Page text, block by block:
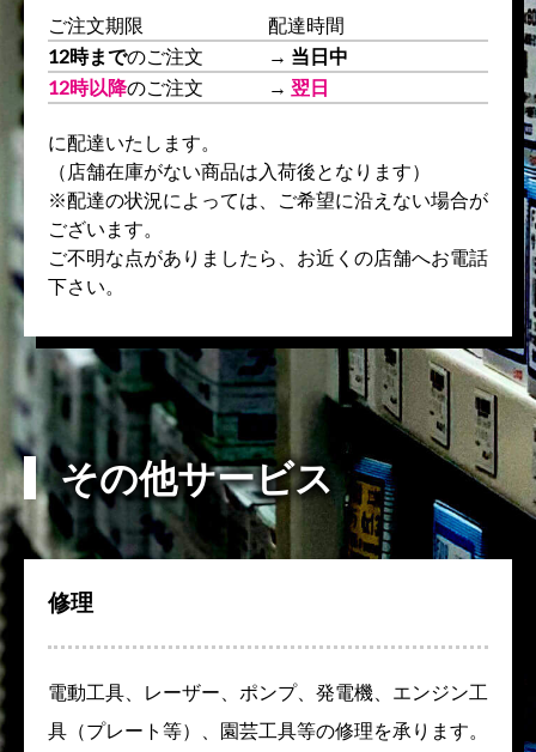
ご注文期限
12時までのご注文
12時以降のご注文
配達時間
→ 当日中
→ 翌日
に配達いたします。
（店舗在庫がない商品は入荷後となります）
※配達の状況によっては、ご希望に沿えない場合が
ございます。
ご不明な点がありましたら、お近くの店舗へお電話
下さい。
その他サービス
修理
電動工具、レーザー、ポンプ、発電機、エンジン工
具（プレート等）、園芸工具等の修理を承ります。